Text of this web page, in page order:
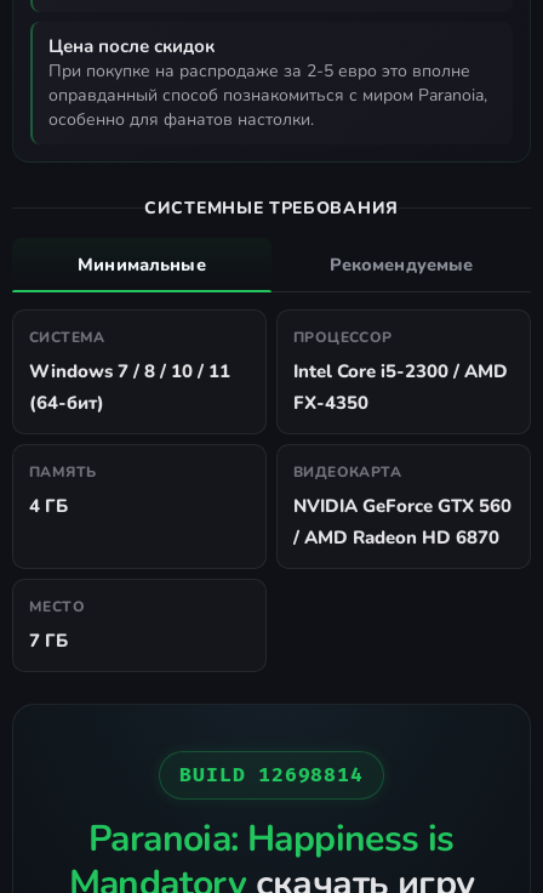
Цена после скидок
при покупке на распродаже за 2-5 евро это вполне
оправданный способ познакомиться с миром Paranoia,
особенно для фанатов настолки.
СИСТЕМНЫЕ ТРЕБОВАНИЯ
Минимальные Рекомендуемые
СИСТЕМА
Windows 7 / 8 / 10 / 11
(64-бит)
ПРОЦЕССОР
Intel Core i5-2300 / AMD
FX-4350
ПАМЯТЬ
4 ГБ
ВИДЕОКАРТА
NVIDIA GeForce GTX 560
/ AMD Radeon HD 6870
МЕСТО
7 ГБ
BUILD 12698814
Paranoia: Happiness is